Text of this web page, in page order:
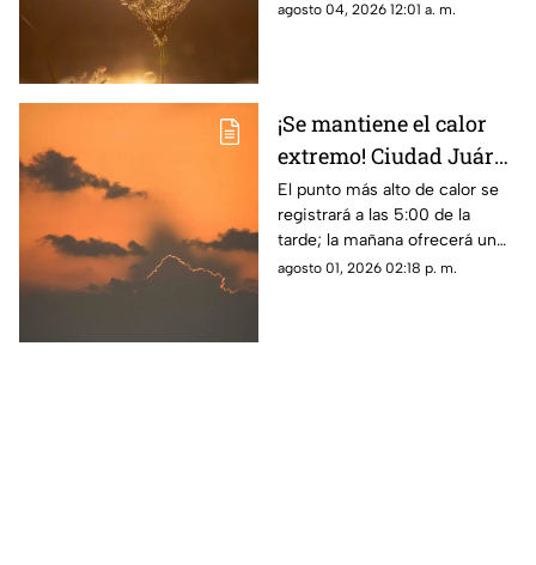
de 40 grados
agosto 04, 2026 12:01 a. m.
¡Se mantiene el calor
extremo! Ciudad Juárez
tendrá hasta 38 grados
en el clima de este
domingo
El punto más alto de calor se
registrará a las 5:00 de la
tarde; la mañana ofrecerá un
ambiente más fresco con 26
agosto 01, 2026 02:18 p. m.